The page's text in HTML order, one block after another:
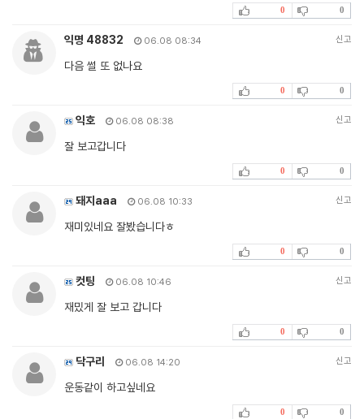
0 0
익명 48832 06.08 08:34 신고
다음 썰 또 없나요
0 0
익호 06.08 08:38 신고
잘 보고갑니다
0 0
돼지aaa 06.08 10:33 신고
재미있네요 잘봤습니다ㅎ
0 0
컷팅 06.08 10:46 신고
재밌게 잘 보고 갑니다
0 0
닥구리 06.08 14:20 신고
운동같이 하고싶네요
0 0